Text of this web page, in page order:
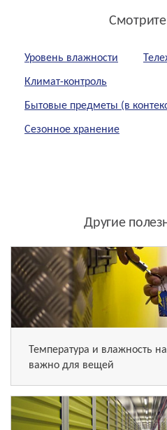
Уровень влажности
Климат-контроль
Бытовые предметы (в
Сезонное хранение
Другие
Температура и влажность
важно для вещей